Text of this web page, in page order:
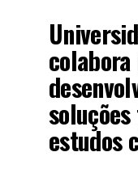
colabora
estudos